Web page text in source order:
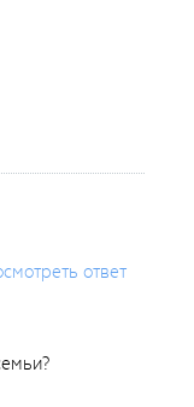
ответ